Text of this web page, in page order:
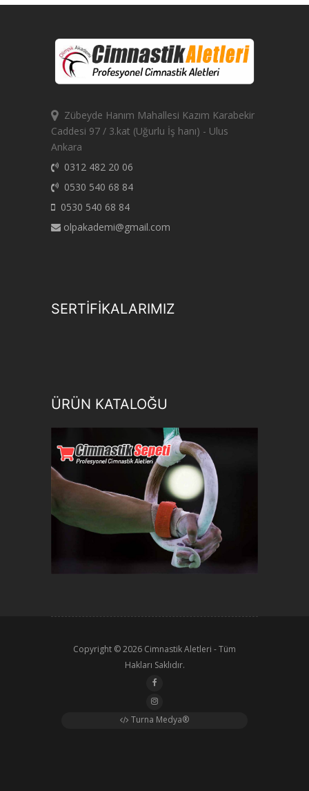
Zübeyde Hanım Mahallesi Kazım Karabekir
Caddesi 97 / 3.kat (Uğurlu İş hanı) - Ulus
Ankara
0312 482 20 06
0530 540 68 84
0530 540 68 84
olpakademi@gmail.com
SERTİFİKALARIMIZ
ÜRÜN KATALOĞU
Copyright © 2026 Cimnastik Aletleri - Tüm
Hakları Saklıdır.
Turna Medya®